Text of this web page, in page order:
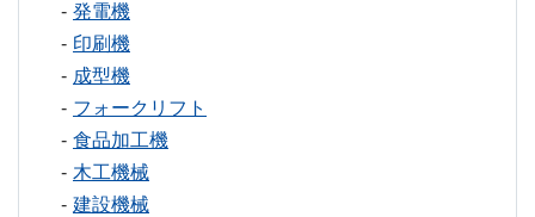
発電機
印刷機
成型機
フォークリフト
食品加工機
木工機械
建設機械